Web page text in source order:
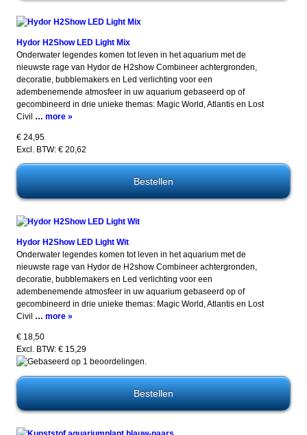
Hydor H2Show LED Light Mix
Onderwater legendes komen tot leven in het aquarium met de
nieuwste rage van Hydor de H2show Combineer achtergronden,
decoratie, bubblemakers en Led verlichting voor een
adembenemende atmosfeer in uw aquarium gebaseerd op of
gecombineerd in drie unieke themas: Magic World, Atlantis en Lost
Civil … more »
€ 24,95
Excl. BTW: € 20,62
Hydor H2Show LED Light Wit
Onderwater legendes komen tot leven in het aquarium met de
nieuwste rage van Hydor de H2show Combineer achtergronden,
decoratie, bubblemakers en Led verlichting voor een
adembenemende atmosfeer in uw aquarium gebaseerd op of
gecombineerd in drie unieke themas: Magic World, Atlantis en Lost
Civil … more »
€ 18,50
Excl. BTW: € 15,29